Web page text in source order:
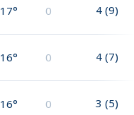
17° 0 4 (9)
16° 0 4 (7)
16° 0 3 (5)